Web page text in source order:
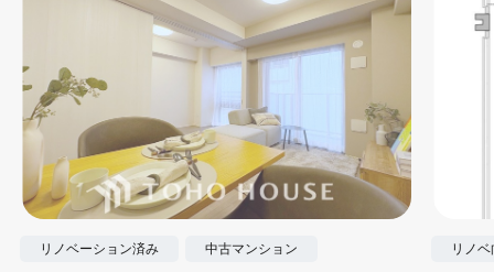
リノベーション済み 中古マンション リノ